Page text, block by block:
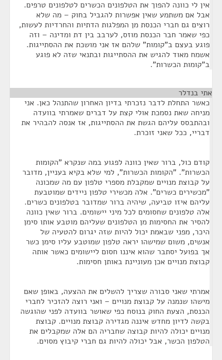
אין לי כוונה להפוך את הטלפונים הכשרים לטלפונים טרפים.
אבל אם משתמע שאין אפשרות להגביל בחוק – מה שלא
רוצים גם חברי הכנסת מן המפלגות הדתיות והחרדיות לעשות,
כפי שאמר חבר הכנסת מוזס, לערבב בין דת ומדינה – וזה
פוגע בעצם ב"קומות" שלהם אז אני מושכת את ההסתייגות.
אשמח מאוד להגיש את ההסתייגות ובתנאי שזה לא פוגע
ב"קומות הכשרות".
אתי בנדלר
כאשר התחלת לדבר נזכרתי בדיון האחרון שהתנהל כאן. אני
מניחה שאת נסמכת אולי קצת על דברים שאמרתי בוועדה
ובהתבסס עליהם הגשת את ההסתייגות, אז אנסה להבהיר את
דבריי, ככל שאני זוכרת.
קודם כול, ברור שאין כוונה לפגוע במה שנקרא "הקומות
הכשרות". "הקומות הכשרות", למי שלא בקיא בעניין, מדובר
על קבוצת מנויים שמקבלת מספרי טלפון עם מה שמכונה
"מכשירים כשרים". אלה מכשירי טלפון ניידים שמוטבעת
עליהם איזו טביעה, שיהיה ברור שמדובר בטלפונים כשרים.
אלה טלפונים שחסומים לכל מיני יישומים. ברור שאין כוונה
להסיר את החסימות מן הטלפונים שעליהם מוטבע אותו סימן
היכר, מפני שבאמת יכול להיות שזה יגרום להטעיה של
אנשים, משום שמישהו יראה טלפון שמוטבע עליו סימן כשר
אך בפועל יסתבר שהוא איננו חסום ליישומים כאשר אותה
קבוצת מנויים אכן מעוניינת באותן חסימות.
אמרתי שאני סבורה שצריך להשלים את ההצעה, באופן שאם
מישהו שנמנה על קבוצת מנויים – ואני רוצה להזכיר לחברי
הכנסת, הצעת החוק בנוסח כפי שאושר בוועדה לפני שהוגשה
בקשה לדיון מחדש איננה מגדירה קבוצת מנויים. קבוצת
מנויים יכולה להיות קבוצה שחבריה הם אלה שמקבלים את
הטלפון הכשר, אבל יכולה להיות גם חברי קיבוץ מסוים.